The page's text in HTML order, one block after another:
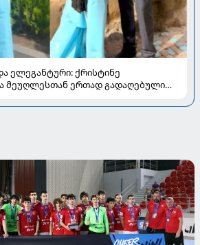
ელეგანტური: ქრისტინე
მეუღლესთან ერთად გადაღებული